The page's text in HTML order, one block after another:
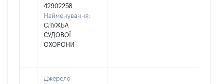
42902258
Найменування:
СЛУЖБА
СУДОВОЇ
ОХОРОНИ
Джерело